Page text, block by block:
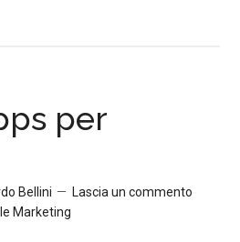
per
Bellini
Lascia un commento
Marketing